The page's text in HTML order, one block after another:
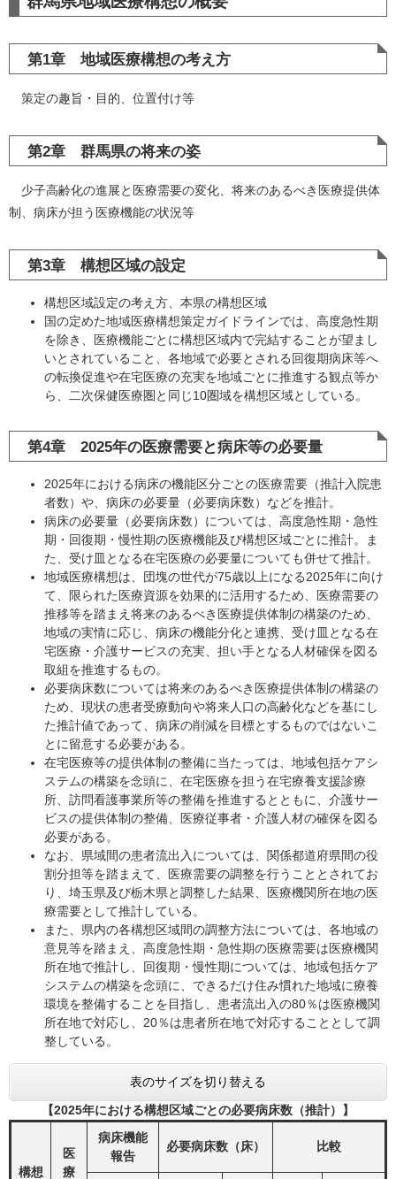
第1章 地域医療構想の考え方
策定の趣旨・目的、位置付け等
第2章 群馬県の将来の姿
少子高齢化の進展と医療需要の変化、将来のあるべき医療提供体
制、病床が担う医療機能の状況等
第3章 構想区域の設定
構想区域設定の考え方、本県の構想区域
国の定めた地域医療構想策定ガイドラインでは、高度急性期
を除き、医療機能ごとに構想区域内で完結することが望まし
いとされていること、各地域で必要とされる回復期病床等へ
の転換促進や在宅医療の充実を地域ごとに推進する観点等か
ら、二次保健医療圏と同じ10圏域を構想区域としている。
第4章 2025年の医療需要と病床等の必要量
2025年における病床の機能区分ごとの医療需要（推計入院患
者数）や、病床の必要量（必要病床数）などを推計。
病床の必要量（必要病床数）については、高度急性期・急性
期・回復期・慢性期の医療機能及び構想区域ごとに推計。ま
た、受け皿となる在宅医療の必要量についても併せて推計。
地域医療構想は、団塊の世代が75歳以上になる2025年に向け
て、限られた医療資源を効果的に活用するため、医療需要の
推移等を踏まえ将来のあるべき医療提供体制の構築のため、
地域の実情に応じ、病床の機能分化と連携、受け皿となる在
宅医療・介護サービスの充実、担い手となる人材確保を図る
取組を推進するもの。
必要病床数については将来のあるべき医療提供体制の構築の
ため、現状の患者受療動向や将来人口の高齢化などを基にし
た推計値であって、病床の削減を目標とするものではないこ
とに留意する必要がある。
在宅医療等の提供体制の整備に当たっては、地域包括ケアシ
ステムの構築を念頭に、在宅医療を担う在宅療養支援診療
所、訪問看護事業所等の整備を推進するとともに、介護サー
ビスの提供体制の整備、医療従事者・介護人材の確保を図る
必要がある。
なお、県域間の患者流出入については、関係都道府県間の役
割分担等を踏まえて、医療需要の調整を行うこととされてお
り、埼玉県及び栃木県と調整した結果、医療機関所在地の医
療需要として推計している。
また、県内の各構想区域間の調整方法については、各地域の
意見等を踏まえ、高度急性期・急性期の医療需要は医療機関
所在地で推計し、回復期・慢性期については、地域包括ケア
システムの構築を念頭に、できるだけ住み慣れた地域に療養
環境を整備することを目指し、患者流出入の80％は医療機関
所在地で対応し、20％は患者所在地で対応することとして調
整している。
表のサイズを切り替える
【2025年における構想区域ごとの必要病床数（推計）】
構想
医
療
病床機能
報告
必要病床数（床） 比較